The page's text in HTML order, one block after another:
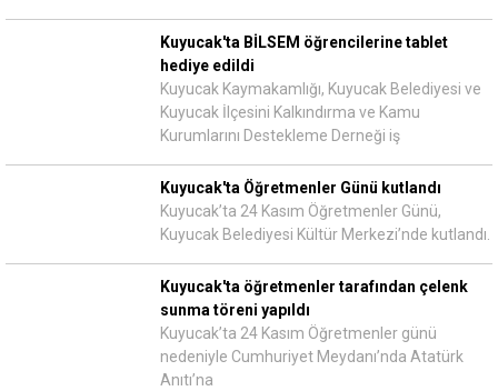
Kuyucak'ta BİLSEM öğrencilerine tablet
hediye edildi
Kuyucak Kaymakamlığı, Kuyucak Belediyesi ve
Kuyucak İlçesini Kalkındırma ve Kamu
Kurumlarını Destekleme Derneği iş
Kuyucak'ta Öğretmenler Günü kutlandı
Kuyucak’ta 24 Kasım Öğretmenler Günü,
Kuyucak Belediyesi Kültür Merkezi’nde kutlandı.
Kuyucak'ta öğretmenler tarafından çelenk
sunma töreni yapıldı
Kuyucak’ta 24 Kasım Öğretmenler günü
nedeniyle Cumhuriyet Meydanı’nda Atatürk
Anıtı’na